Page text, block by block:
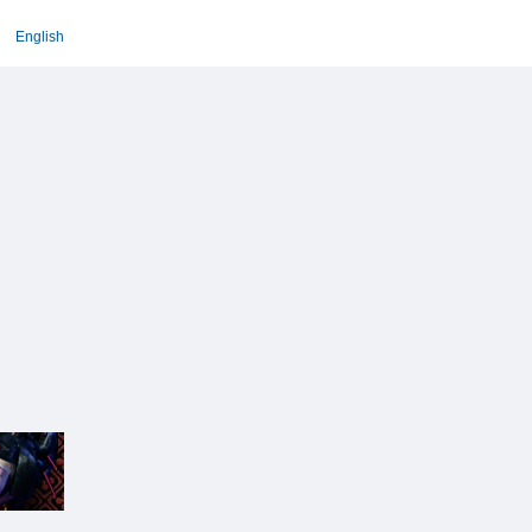
English